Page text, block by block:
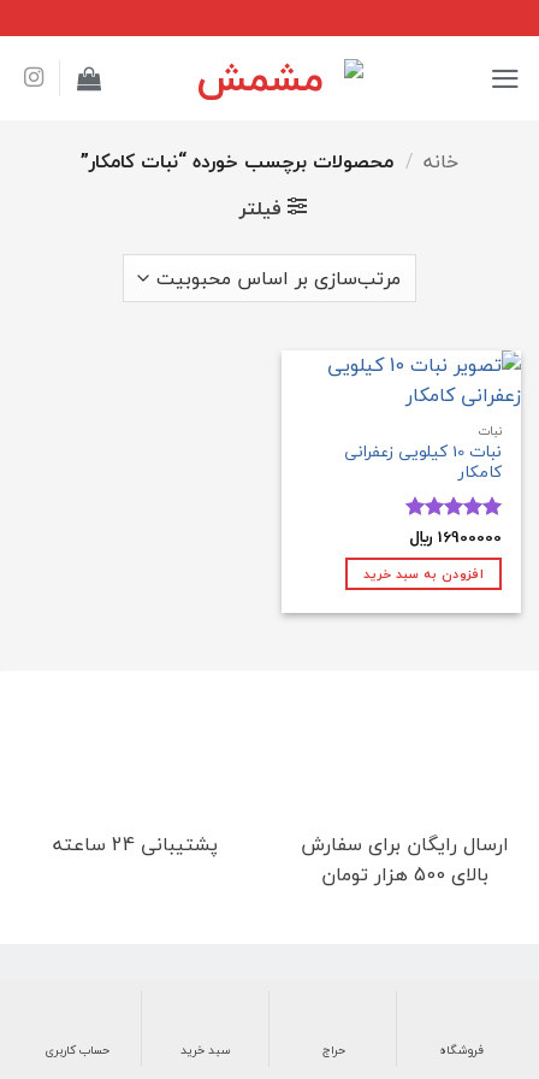
to
content
خانه / محصولات برچسب خورده “نبات کامکار”
فیلتر
نبات
نبات 10 کیلویی زعفرانی
کامکار
امتیاز5از
5
16900000 ﷼
افزودن به سبد خرید
ارسال رایگان برای سفارش
بالای 500 هزار تومان
پشتیبانی 24 ساعته
فروشگاه حراج سبد خرید حساب کاربری